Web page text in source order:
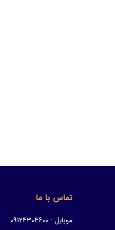
تماس با ما
موبایل : 09124304600